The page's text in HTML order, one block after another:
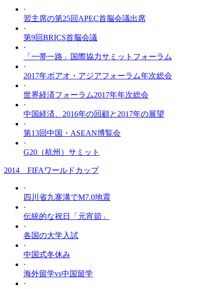
·
習主席の第25回APEC首脳会議出席
·
第9回BRICS首脳会議
·
「一帯一路」国際協力サミットフォーラム
·
2017年ボアオ・アジアフォーラム年次総会
·
世界経済フォーラム2017年年次総会
·
中国経済、2016年の回顧と2017年の展望
·
第13回中国・ASEAN博覧会
·
G20（杭州）サミット
2014 FIFAワールドカップ
·
四川省九寨溝でM7.0地震
·
伝統的な祝日「元宵節」
·
各国の大学入試
·
中国式冬休み
·
海外留学vs中国留学
·